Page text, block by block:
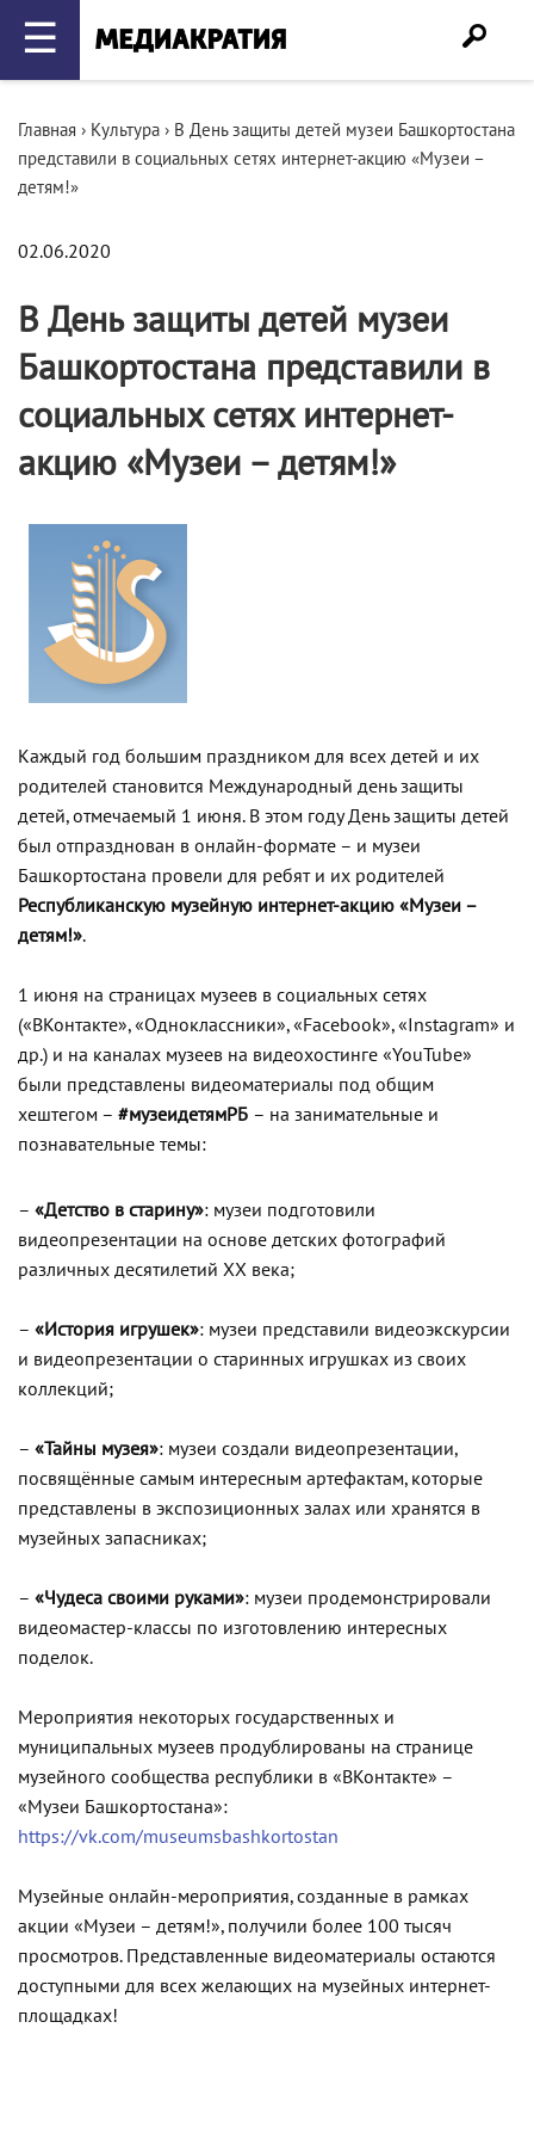
☰
Главная › Культура › В День защиты детей музеи Башкортостана
представили в социальных сетях интернет-акцию «Музеи –
детям!»
02.06.2020
В День защиты детей музеи
Башкортостана представили в
социальных сетях интернет-
акцию «Музеи – детям!»
Каждый год большим праздником для всех детей и их
родителей становится Международный день защиты
детей, отмечаемый 1 июня. В этом году День защиты детей
был отпразднован в онлайн-формате – и музеи
Башкортостана провели для ребят и их родителей
Республиканскую музейную интернет-акцию «Музеи –
детям!».
1 июня на страницах музеев в социальных сетях
(«ВКонтакте», «Одноклассники», «Facebook», «Instagram» и
др.) и на каналах музеев на видеохостинге «YouTube»
были представлены видеоматериалы под общим
хештегом – #музеидетямРБ – на занимательные и
познавательные темы:
– «Детство в старину»: музеи подготовили
видеопрезентации на основе детских фотографий
различных десятилетий XX века;
– «История игрушек»: музеи представили видеоэкскурсии
и видеопрезентации о старинных игрушках из своих
коллекций;
– «Тайны музея»: музеи создали видеопрезентации,
посвящённые самым интересным артефактам, которые
представлены в экспозиционных залах или хранятся в
музейных запасниках;
– «Чудеса своими руками»: музеи продемонстрировали
видеомастер-классы по изготовлению интересных
поделок.
Мероприятия некоторых государственных и
муниципальных музеев продублированы на странице
музейного сообщества республики в «ВКонтакте» –
«Музеи Башкортостана»:
https://vk.com/museumsbashkortostan
Музейные онлайн-мероприятия, созданные в рамках
акции «Музеи – детям!», получили более 100 тысяч
просмотров. Представленные видеоматериалы остаются
доступными для всех желающих на музейных интернет-
площадках!